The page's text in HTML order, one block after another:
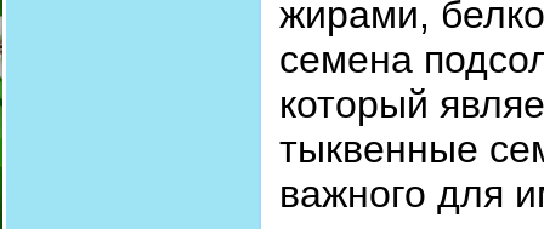
жирами,
семена
который
тыквенные
важного для